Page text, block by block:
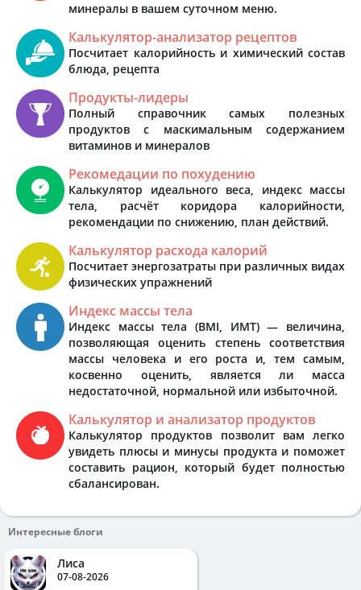
минералы в вашем суточном меню.
Калькулятор-анализатор рецептов
Посчитает калорийность и химический состав
блюда, рецепта
Продукты-лидеры
Полный справочник самых полезных
продуктов с маскимальным содержанием
витаминов и минералов
Рекомедации по похудению
Калькулятор идеального веса, индекс массы
тела, расчёт коридора калорийности,
рекомендации по снижению, план действий.
Калькулятор расхода калорий
Посчитает энергозатраты при различных видах
физических упражнений
Индекс массы тела
Индекс массы тела (BMI, ИМТ) — величина,
позволяющая оценить степень соответствия
массы человека и его роста и, тем самым,
косвенно оценить, является ли масса
недостаточной, нормальной или избыточной.
Калькулятор и анализатор продуктов
Калькулятор продуктов позволит вам легко
увидеть плюсы и минусы продукта и поможет
составить рацион, который будет полностью
сбалансирован.
Интересные блоги
Лиса
07-08-2026